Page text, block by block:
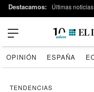
Destacamos: Últimas noticias
OPINIÓN ESPAÑA
TENDENCIAS